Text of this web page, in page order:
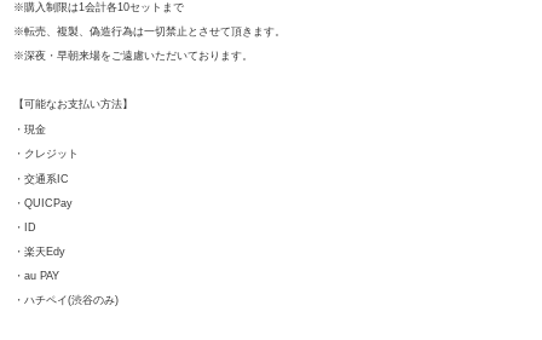
※購入制限は1会計各10セットまで
※転売、複製、偽造行為は一切禁止とさせて頂きます。
※深夜・早朝来場をご遠慮いただいております。
【可能なお支払い方法】
・現金
・クレジット
・交通系 IC
・QUICPay
・
ID
・楽天 Edy
・au PAY
・ハチペイ(渋谷のみ)